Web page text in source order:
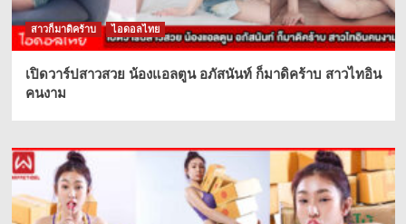
สาวก็มาดิคร้าบ ไอดอลไทย
เปิดวาร์ปสาวสวย น้องแอลตูน อภัสนันท์ ก็มาดิคร้าบ สาวไทอิน
คนงาม